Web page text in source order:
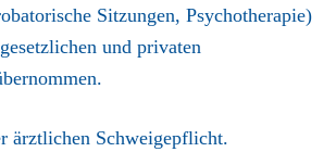
Sitzungen, Psychotherapie)
und privaten
ärztlichen Schweigepflicht.